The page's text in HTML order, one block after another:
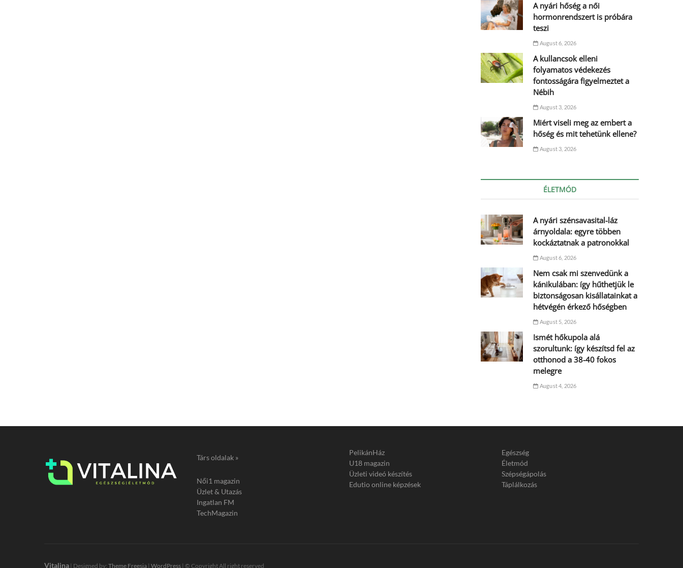
A nyári hőség a női
hormonrendszert is próbára
teszi
August 6, 2026
A kullancsok elleni
folyamatos védekezés
fontosságára figyelmeztet a
Nébih
August 3, 2026
Miért viseli meg az embert a
hőség és mit tehetünk ellene?
August 3, 2026
ÉLETMÓD
A nyári szénsavasital-láz
árnyoldala: egyre többen
kockáztatnak a patronokkal
August 6, 2026
Nem csak mi szenvedünk a
kánikulában: így hűthetjük le
biztonságosan kisállatainkat a
hétvégén érkező hőségben
August 5, 2026
Ismét hőkupola alá
szorultunk: így készítsd fel az
otthonod a 38-40 fokos
melegre
August 4, 2026
Társ oldalak »
Női1 magazin
Üzlet & Utazás
Ingatlan FM
TechMagazin
PelikánHáz
U18 magazin
Üzleti videó készítés
Edutio online képzések
Egészség
Életmód
Szépségápolás
Táplálkozás
Vitalina | Designed by: Theme Freesia | WordPress | © Copyright All right reserved